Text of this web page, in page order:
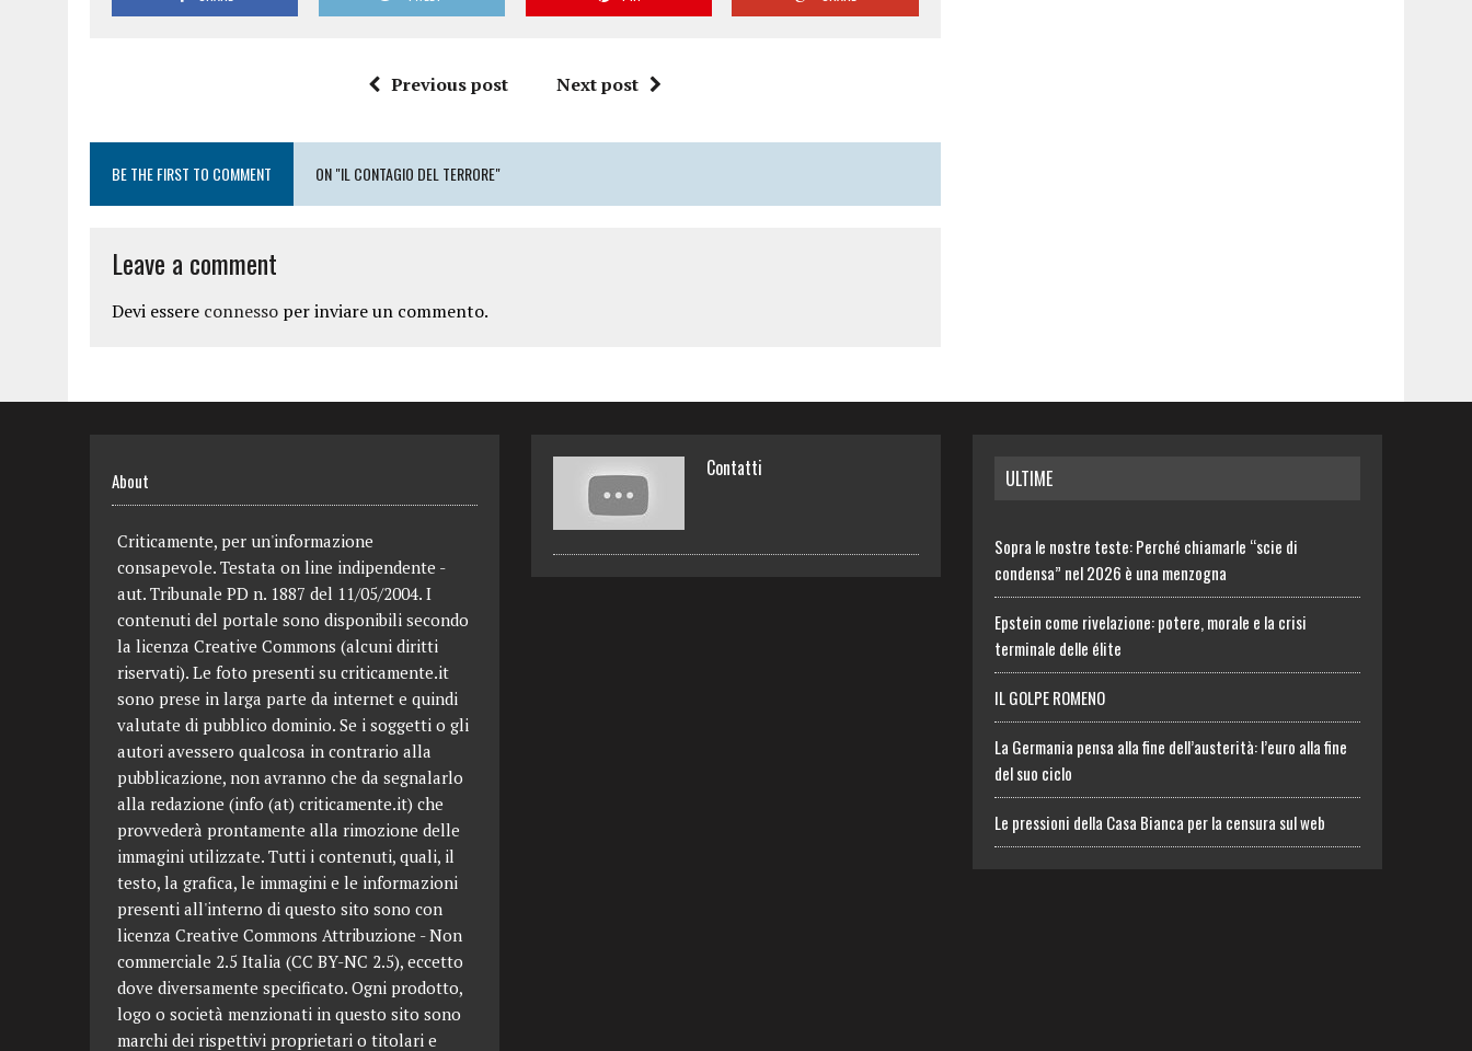
Previous post Next post
BE THE FIRST TO COMMENT ON "IL CONTAGIO DEL TERRORE"
Leave a comment
Devi essere connesso per inviare un commento.
About
Criticamente, per un'informazione
consapevole. Testata on line indipendente -
aut. Tribunale PD n. 1887 del 11/05/2004. I
contenuti del portale sono disponibili secondo
la licenza Creative Commons (alcuni diritti
riservati). Le foto presenti su criticamente.it
sono prese in larga parte da internet e quindi
valutate di pubblico dominio. Se i soggetti o gli
autori avessero qualcosa in contrario alla
pubblicazione, non avranno che da segnalarlo
alla redazione (info (at) criticamente.it) che
provvederà prontamente alla rimozione delle
immagini utilizzate. Tutti i contenuti, quali, il
testo, la grafica, le immagini e le informazioni
presenti all'interno di questo sito sono con
licenza Creative Commons Attribuzione - Non
commerciale 2.5 Italia (CC BY-NC 2.5), eccetto
dove diversamente specificato. Ogni prodotto,
logo o società menzionati in questo sito sono
marchi dei rispettivi proprietari o titolari e
Contatti ULTIME
Sopra le nostre teste: Perché chiamarle “scie di
condensa” nel 2026 è una menzogna
Epstein come rivelazione: potere, morale e la crisi
terminale delle élite
IL GOLPE ROMENO
La Germania pensa alla fine dell’austerità: l’euro alla fine
del suo ciclo
Le pressioni della Casa Bianca per la censura sul web